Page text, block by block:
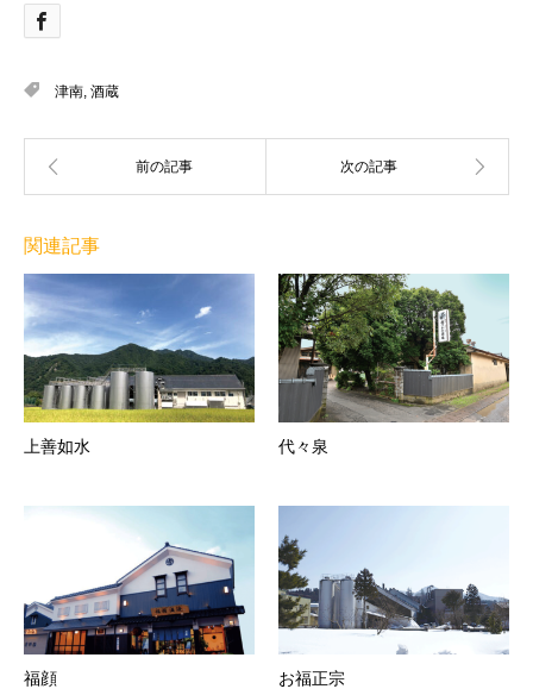
津南, 酒蔵
関連記事
上善如水 代々泉
福顔 お福正宗